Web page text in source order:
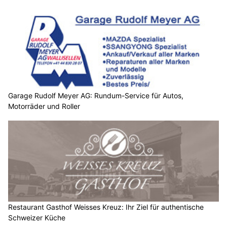
Garage Rudolf Meyer AG: Rundum-Service für Autos,
Motorräder und Roller
Restaurant Gasthof Weisses Kreuz: Ihr Ziel für authentische
Schweizer Küche